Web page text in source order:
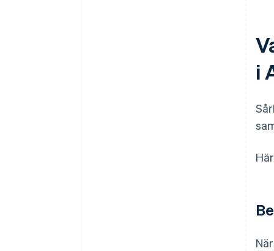
i